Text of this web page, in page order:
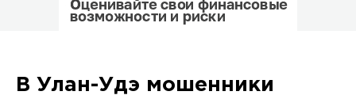
В Улан-Удэ мошенники